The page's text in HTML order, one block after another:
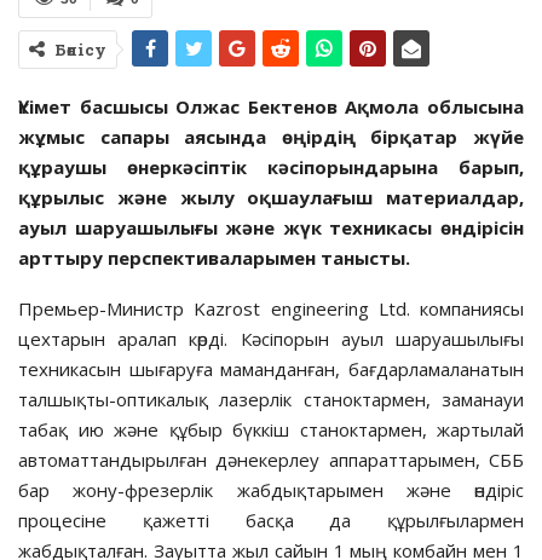
Бөлісу
Үкімет басшысы Олжас Бектенов Ақмола облысына
жұмыс сапары аясында өңірдің бірқатар жүйе
құраушы өнеркәсіптік кәсіпорындарына барып,
құрылыс және жылу оқшаулағыш материалдар,
ауыл шаруашылығы және жүк техникасы өндірісін
арттыру перспективаларымен танысты.
Премьер-Министр Kazrost engineering Ltd. компаниясы
цехтарын аралап көрді. Кәсіпорын ауыл шаруашылығы
техникасын шығаруға маманданған, бағдарламаланатын
талшықты-оптикалық лазерлік станоктармен, заманауи
табақ ию және құбыр бүккіш станоктармен, жартылай
автоматтандырылған дәнекерлеу аппараттарымен, CББ
бар жону-фрезерлік жабдықтарымен және өндіріс
процесіне қажетті басқа да құрылғылармен
жабдықталған. Зауытта жыл сайын 1 мың комбайн мен 1